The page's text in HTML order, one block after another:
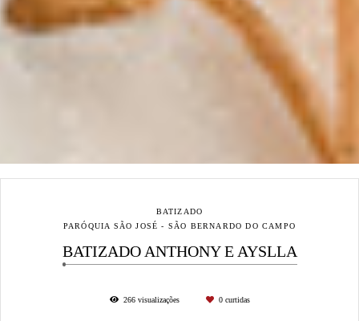
BATIZADO
PARÓQUIA SÃO JOSÉ - SÃO BERNARDO DO CAMPO
BATIZADO ANTHONY E AYSLLA
266visualizações 0curtidas